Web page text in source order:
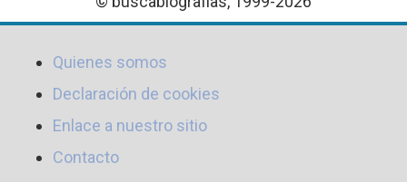
Quienes somos
Declaración de cookies
Enlace a nuestro sitio
Contacto